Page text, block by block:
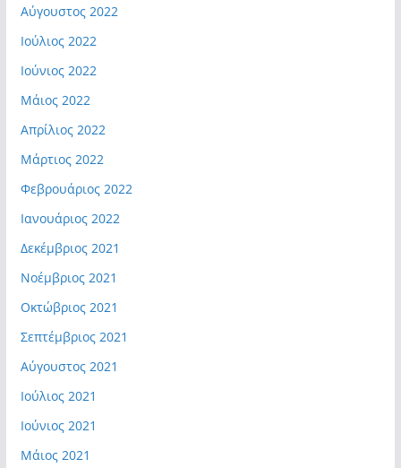
Αύγουστος 2022
Ιούλιος 2022
Ιούνιος 2022
Μάιος 2022
Απρίλιος 2022
Μάρτιος 2022
Φεβρουάριος 2022
Ιανουάριος 2022
Δεκέμβριος 2021
Νοέμβριος 2021
Οκτώβριος 2021
Σεπτέμβριος 2021
Αύγουστος 2021
Ιούλιος 2021
Ιούνιος 2021
Μάιος 2021